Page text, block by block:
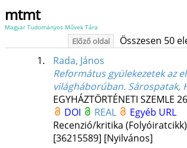
mtmt
Magyar Tudományos Művek Tára
Előző oldal Összesen 50
1.
Rada, János
Református gyülekezetek az
világháborúban. Sárospatak,
EGYHÁZTÖRTÉNETI SZEMLE 26
DOI
REAL
Egyéb URL
Recenzió/kritika
[36215589] [Nyilvános]